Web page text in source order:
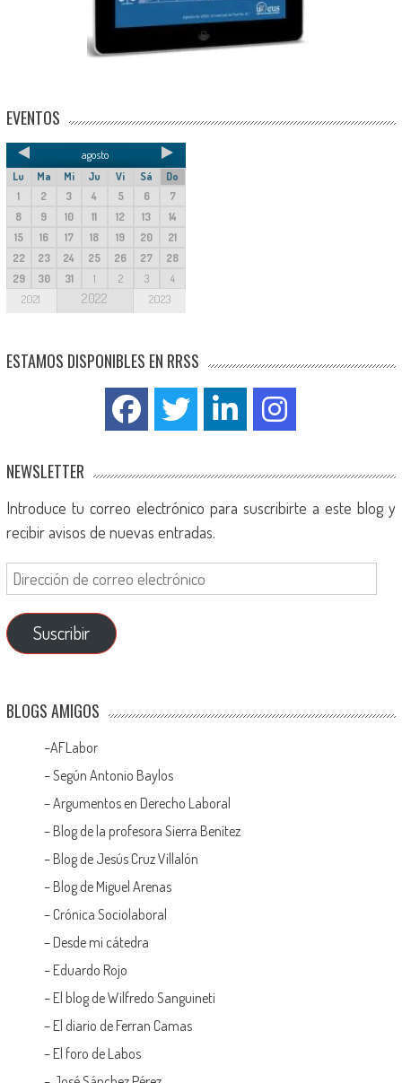
EVENTOS
agosto
Lu Ma Mi Ju Vi Sá
Do
1
2 3 4 5 6
7
8
9 10 11 12 13
14
15
16 17 18 19 20
21
22
23 24 25 26 27
28
29
30 31 1 2 3 4
2021 2022 2023
ESTAMOS DISPONIBLES EN RRSS
NEWSLETTER
Introduce tu correo electrónico para suscribirte a este blog y
recibir avisos de nuevas entradas.
Suscribir
BLOGS AMIGOS
–AFLabor
– Según Antonio Baylos
–Argumentos en Derecho Laboral
– Blog de la profesora Sierra Benítez
– Blog de Jesús Cruz Villalón
– Blog de Miguel Arenas
– Crónica Sociolaboral
– Desde mi cátedra
– Eduardo Rojo
– El blog de Wilfredo Sanguineti
– El diario de Ferran Camas
– El foro de Labos